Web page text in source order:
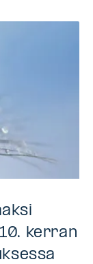
kerran